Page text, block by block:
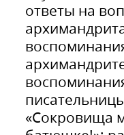
ответы на
«Сокровища